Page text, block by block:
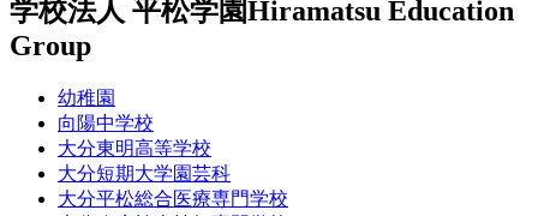
学校法人 平松学園Hiramatsu Education
Group
幼稚園
向陽中学校
大分東明高等学校
大分短期大学園芸科
大分平松総合医療専門学校